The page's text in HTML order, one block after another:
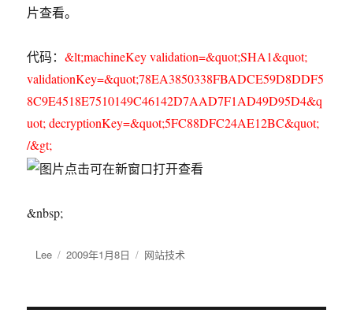
片查看。
代码：&lt;machineKey validation=&quot;SHA1&quot;
validationKey=&quot;78EA3850338FBADCE59D8DDF5
8C9E4518E7510149C46142D7AAD7F1AD49D95D4&q
uot; decryptionKey=&quot;5FC88DFC24AE12BC&quot;
/&gt;
&nbsp;
作
Lee
发
2009年1月8日
分
网站技术